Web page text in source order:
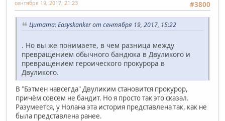
#3800
сентября 19, 2017, 21:23
Цитата: Easyskanker от сентября 19, 2017, 15:22
. Но вы же понимаете, в чем разница между
превращением обычного бандюка в Двуликого и
превращением героического прокурора в
Двуликого.
В "Бэтмен навсегда" Двуликим становится прокурор,
причём совсем не бандит. Но я просто так это сказал.
Разумеется, у Нолана эта история представлена так, как не
была представлена ранее.